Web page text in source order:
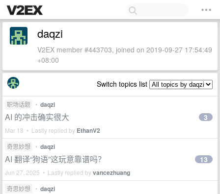
daqzi
V2EX member #443703, joined on 2019-09-27 17:54:49
+08:00
Switch topics list
职场话题 • daqzi
AI 的冲击确实很大
Mar 18 • Lastly replied by EthanV2
3
奇思妙想 • daqzi
AI 翻译“狗语”这玩意靠谱吗？
Jun 27, 2025 • Lastly replied byvancezhuang
13
奇思妙想 • daqzi